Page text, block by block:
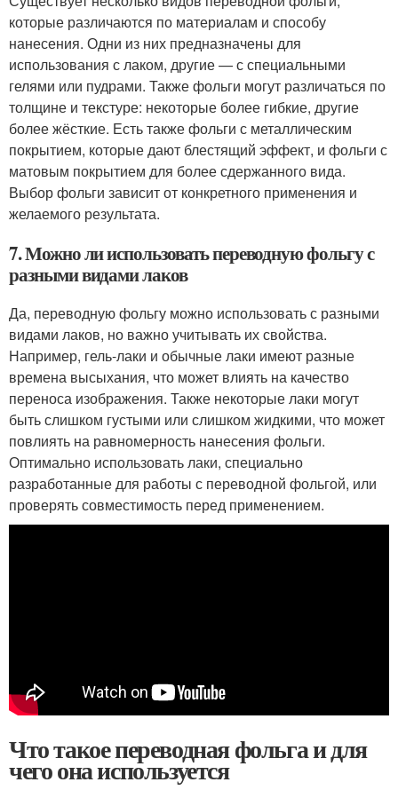
которые различаются по материалам и способу
нанесения. Одни из них предназначены для
использования с лаком, другие — с специальными
гелями или пудрами. Также фольги могут различаться по
толщине и текстуре: некоторые более гибкие, другие
более жёсткие. Есть также фольги с металлическим
покрытием, которые дают блестящий эффект, и фольги с
матовым покрытием для более сдержанного вида.
Выбор фольги зависит от конкретного применения и
желаемого результата.
7. Можно ли использовать переводную фольгу с
разными видами лаков
Да, переводную фольгу можно использовать с разными
видами лаков, но важно учитывать их свойства.
Например, гель-лаки и обычные лаки имеют разные
времена высыхания, что может влиять на качество
переноса изображения. Также некоторые лаки могут
быть слишком густыми или слишком жидкими, что может
повлиять на равномерность нанесения фольги.
Оптимально использовать лаки, специально
разработанные для работы с переводной фольгой, или
проверять совместимость перед применением.
Что такое переводная фольга и для
чего она используется